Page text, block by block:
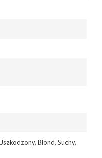
Blond, Suchy,